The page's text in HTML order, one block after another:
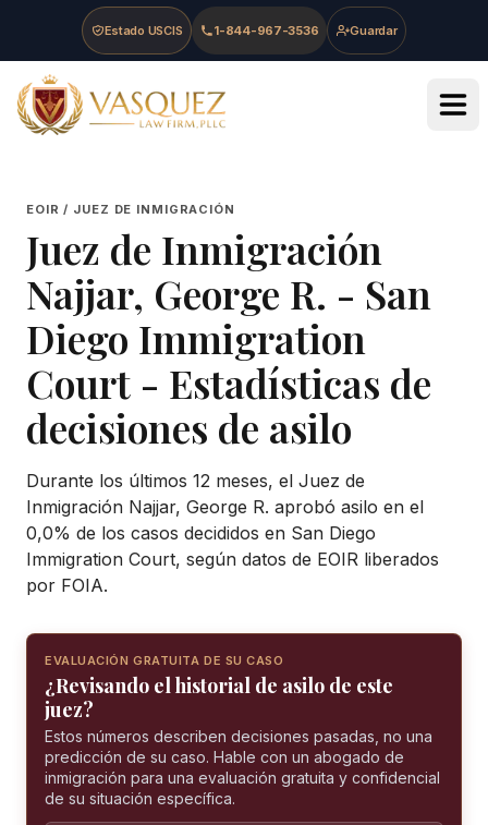
Skip to main content
Skip to navigation
Skip to footer
Estado USCIS 1-844-967-3536 Guardar
Vasquez Law Firm - Home
EOIR / JUEZ DE INMIGRACIÓN
Juez de Inmigración
Najjar, George R. - San
Diego Immigration
Court - Estadísticas de
decisiones de asilo
Durante los últimos 12 meses, el Juez de
Inmigración Najjar, George R. aprobó asilo en el
0,0% de los casos decididos en San Diego
Immigration Court, según datos de EOIR liberados
por FOIA.
EVALUACIÓN GRATUITA DE SU CASO
¿Revisando el historial de asilo de este
juez?
Estos números describen decisiones pasadas, no una
predicción de su caso. Hable con un abogado de
inmigración para una evaluación gratuita y confidencial
de su situación específica.